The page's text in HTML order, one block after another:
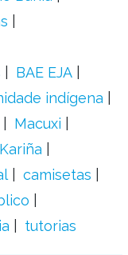
BAE EJA
indígena
Macuxi
Kariña
camisetas
tutorias